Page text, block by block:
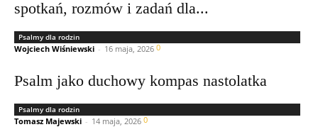
spotkań, rozmów i zadań dla...
Psalmy dla rodzin
Wojciech Wiśniewski - 16 maja, 2026 0
Psalm jako duchowy kompas nastolatka
Psalmy dla rodzin
Tomasz Majewski - 14 maja, 2026 0